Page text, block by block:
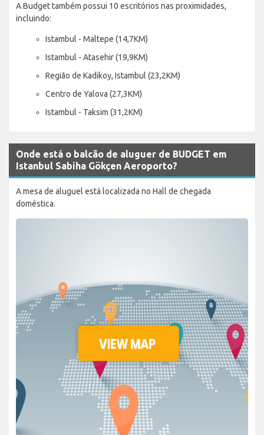
A Budget também possui 10 escritórios nas proximidades,
incluindo:
Istambul - Maltepe (14,7KM)
Istambul - Atasehir (19,9KM)
Região de Kadikoy, Istambul (23,2KM)
Centro de Yalova (27,3KM)
Istambul - Taksim (31,2KM)
Onde está o balcão de aluguer de BUDGET em
Istanbul Sabiha Gökçen Aeroporto?
A mesa de aluguel está localizada no Hall de chegada
doméstica.